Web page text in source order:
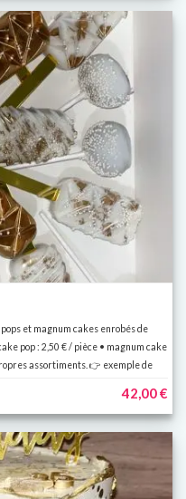
et magnum cakes enrobés de
pop : 2,50 € / pièce • magnum cake
assortiments. 👉 exemple de
42,00 €